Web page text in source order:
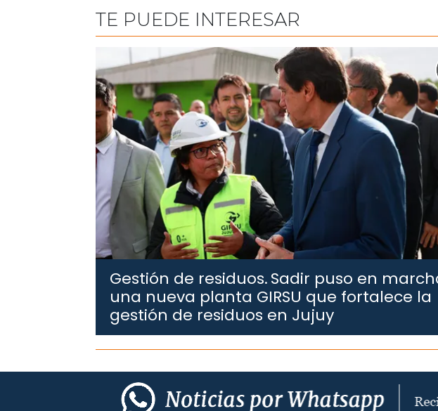
TE PUEDE INTERESAR
Gestión de residuos.Sadir puso en
una nueva planta GIRSU que fortalece la
gestión de residuos en Jujuy